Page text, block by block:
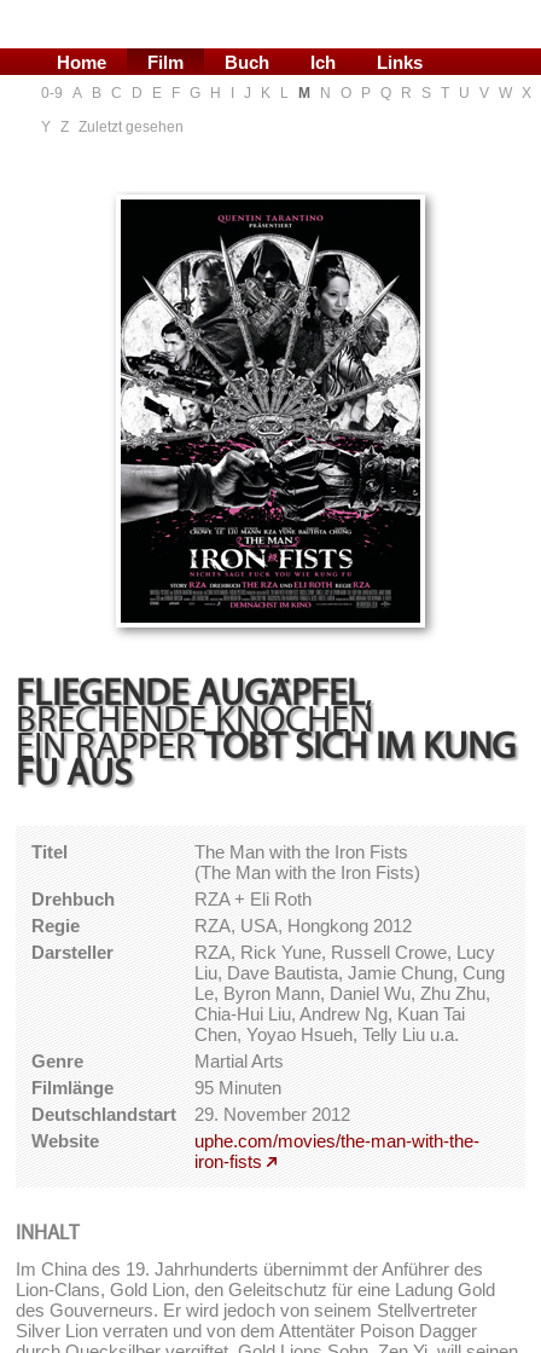
Home Film Buch Ich Links
0-9 A B C D E F G H J K L M N O P Q R S T U V W X
Y Z Zuletzt gesehen
FLIEGENDE AUGÄPFEL,
BRECHENDE KNOCHEN
EIN RAPPER TOBT SICH IM KUNG
FU AUS
Titel
The Man with the Iron Fists
(The Man with the Iron Fists)
Drehbuch
RZA + Eli Roth
Regie
RZA, USA, Hongkong 2012
Darsteller
RZA, Rick Yune, Russell Crowe, Lucy
Liu, Dave Bautista, Jamie Chung, Cung
Le, Byron Mann, Daniel Wu, Zhu Zhu,
Chia-Hui Liu, Andrew Ng, Kuan Tai
Chen, Yoyao Hsueh, Telly Liu u.a.
Genre
Martial Arts
Filmlänge
95 Minuten
Deutschlandstart
29. November 2012
Website
uphe.com/movies/the-man-with-the-
iron-fists
INHALT
Im China des 19. Jahrhunderts übernimmt der Anführer des
Lion-Clans, Gold Lion, den Geleitschutz für eine Ladung Gold
des Gouverneurs. Er wird jedoch von seinem Stellvertreter
Silver Lion verraten und von dem Attentäter Poison Dagger